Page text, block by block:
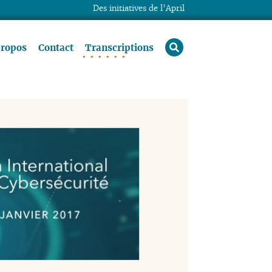
Contact Transcriptions rechercher
Des initiatives de l’April